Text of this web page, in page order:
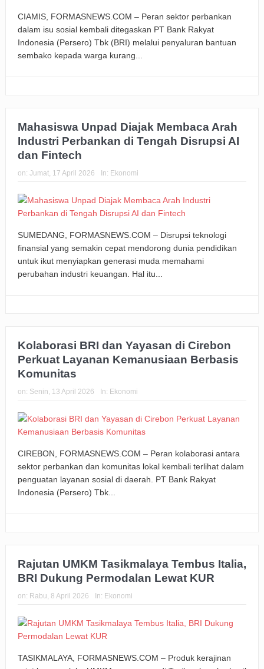
CIAMIS, FORMASNEWS.COM – Peran sektor perbankan
dalam isu sosial kembali ditegaskan PT Bank Rakyat
Indonesia (Persero) Tbk (BRI) melalui penyaluran bantuan
sembako kepada warga kurang...
Mahasiswa Unpad Diajak Membaca Arah
Industri Perbankan di Tengah Disrupsi AI
dan Fintech
on: Jumat, 17 April 2026 In: Ekonomi
SUMEDANG, FORMASNEWS.COM – Disrupsi teknologi
finansial yang semakin cepat mendorong dunia pendidikan
untuk ikut menyiapkan generasi muda memahami
perubahan industri keuangan. Hal itu...
Kolaborasi BRI dan Yayasan di Cirebon
Perkuat Layanan Kemanusiaan Berbasis
Komunitas
on: Senin, 13 April 2026 In: Ekonomi
CIREBON, FORMASNEWS.COM – Peran kolaborasi antara
sektor perbankan dan komunitas lokal kembali terlihat dalam
penguatan layanan sosial di daerah. PT Bank Rakyat
Indonesia (Persero) Tbk...
Rajutan UMKM Tasikmalaya Tembus Italia,
BRI Dukung Permodalan Lewat KUR
on: Rabu, 8 April 2026 In: Ekonomi
TASIKMALAYA, FORMASNEWS.COM – Produk kerajinan